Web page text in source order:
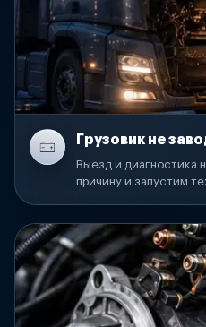
Грузовик не
Выезд и диагностика
причину и запустим